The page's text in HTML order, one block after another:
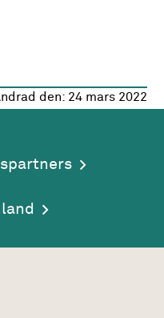
den: 24 mars 2022